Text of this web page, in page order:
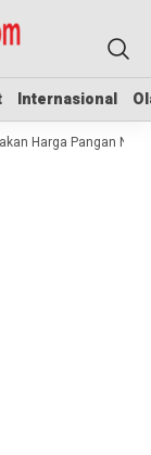
Internasional
Internasional
Harga Pangan